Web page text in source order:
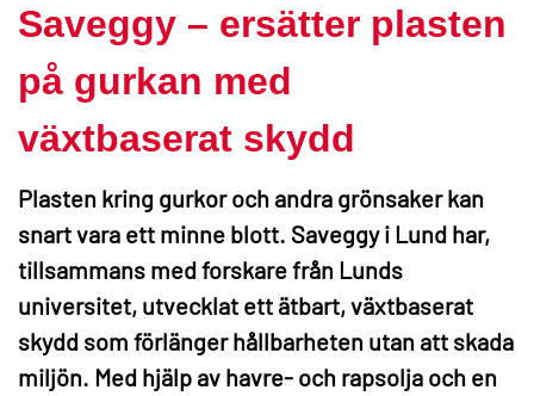
Saveggy – ersätter plasten
på gurkan med
växtbaserat skydd
Plasten kring gurkor och andra grönsaker kan
snart vara ett minne blott. Saveggy i Lund har,
tillsammans med forskare från Lunds
universitet, utvecklat ett ätbart, växtbaserat
skydd som förlänger hållbarheten utan att skada
miljön. Med hjälp av havre- och rapsolja och en